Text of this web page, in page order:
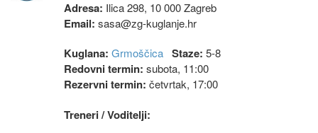
Adresa: Ilica 298, 10 000 Zagreb
Email: sasa@zg-kuglanje.hr
Kuglana: Grmoščica Staze: 5-8
Redovni termin: subota, 11:00
Rezervni termin: četvrtak, 17:00
Treneri / Voditelji: